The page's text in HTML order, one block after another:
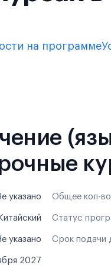
на программе
указано Общее кол-
Статус
указано Срок подачи
2027